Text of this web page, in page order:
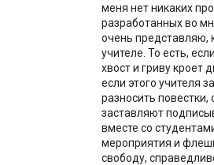
меня нет никаких
разработанных во
очень представляю,
учителе. То есть,
хвост и гриву кроет
если этого учителя
разносить
заставляют
вместе со
мероприятия и
свободу,